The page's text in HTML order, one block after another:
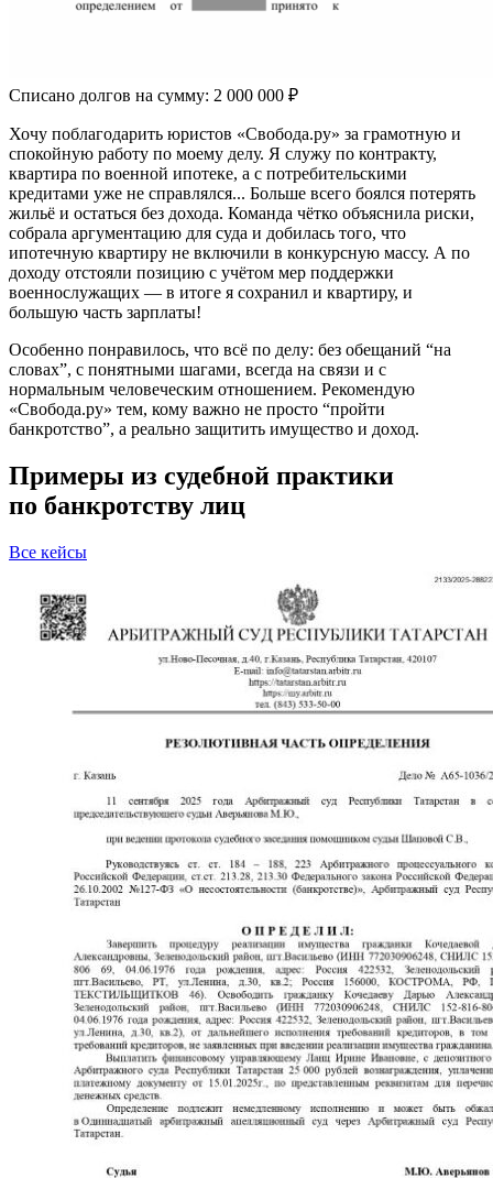
Списано долгов на сумму: 2 000 000 ₽
Хочу поблагодарить юристов «Свобода.ру» за грамотную и
спокойную работу по моему делу. Я служу по контракту,
квартира по военной ипотеке, а с потребительскими
кредитами уже не справлялся... Больше всего боялся потерять
жильё и остаться без дохода. Команда чётко объяснила риски,
собрала аргументацию для суда и добилась того, что
ипотечную квартиру не включили в конкурсную массу. А по
доходу отстояли позицию с учётом мер поддержки
военнослужащих — в итоге я сохранил и квартиру, и
большую часть зарплаты!
Особенно понравилось, что всё по делу: без обещаний “на
словах”, с понятными шагами, всегда на связи и с
нормальным человеческим отношением. Рекомендую
«Свобода.ру» тем, кому важно не просто “пройти
банкротство”, а реально защитить имущество и доход.
Примеры из судебной практики
по банкротству лиц
Все кейсы